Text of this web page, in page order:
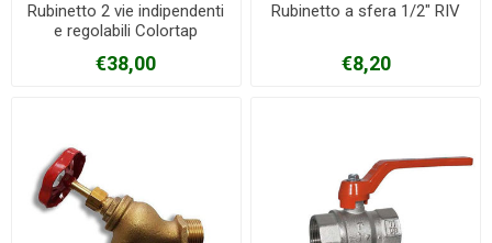
Rubinetto 2 vie indipendenti
e regolabili Colortap
€38,00
Rubinetto a sfera 1/2" RIV
€8,20